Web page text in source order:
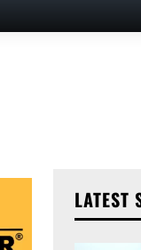
LATEST